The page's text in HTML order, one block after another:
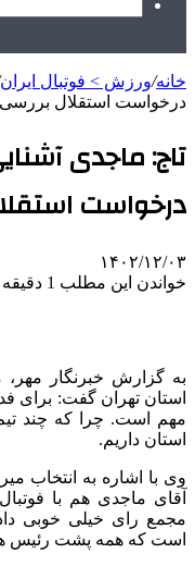
خانه/ورزش > فوتبال ایران
درخواست استقلال
تاج: ماجدی
درخواست
۱۴۰۲/۱۲/۰۳
خواندن این مطلب 1 دقیقه زمان میبرد
به گزارش خبرنگار مهر،
استان تهران گفت: برای
مهم است. چرا که چند
استان داریم.
وی با اشاره به انتخاب
آقای ماجدی هم با
مجمع رای خیلی خوبی داد
است که همه پشت رئیس